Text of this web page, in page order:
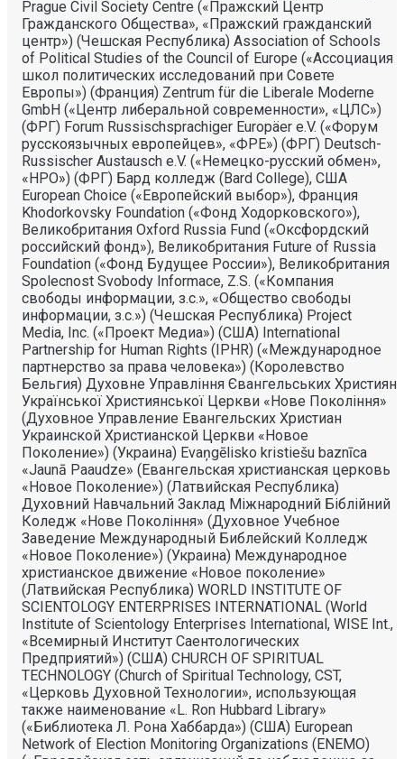
Prague Civil Society Centre («Пражский Центр
Гражданского Общества», «Пражский гражданский
центр») (Чешская Республика) Association of Schools
of Political Studies of the Council of Europe («Ассоциация
школ политических исследований при Совете
Европы») (Франция) Zentrum für die Liberale Moderne
GmbH («Центр либеральной современности», «ЦЛС»)
(ФРГ) Forum Russischsprachiger Europäer e.V. («Форум
русскоязычных европейцев», «ФРЕ») (ФРГ) Deutsch-
Russischer Austausch e.V. («Немецко-русский обмен»,
«НРО») (ФРГ) Бард колледж (Bard College), США
European Choice («Европейский выбор»), Франция
Khodorkovsky Foundation («Фонд Ходорковского»),
Великобритания Oxford Russia Fund («Оксфордский
российский фонд»), Великобритания Future of Russia
Foundation («Фонд Будущее России»), Великобритания
Spolecnost Svobody Informace, Z.S. («Компания
свободы информации, з.с.», «Общество свободы
информации, з.с.») (Чешская Республика) Project
Media, Inc. («Проект Медиа») (США) International
Partnership for Human Rights (IPHR) («Международное
партнерство за права человека») (Королевство
Бельгия) Духовне Управлiння Євангельських Християн
Української Християнської Церкви «Нове Поколiння»
(Духовное Управление Евангельских Христиан
Украинской Христианской Церкви «Новое
Поколение») (Украина) Evaņgēlisko kristiešu baznīca
«Jaunā Paaudze» (Евангельская христианская церковь
«Новое Поколение») (Латвийская Республика)
Духовний Навчальний Заклад Міжнародний Біблійний
Коледж «Нове Покоління» (Духовное Учебное
Заведение Международный Библейский Колледж
«Новое Поколение») (Украина) Международное
христианское движение «Новое поколение»
(Латвийская Республика) WORLD INSTITUTE OF
SCIENTOLOGY ENTERPRISES INTERNATIONAL (World
Institute of Scientology Enterprises International, WISE Int.,
«Всемирный Институт Саентологических
Предприятий») (США) CHURCH OF SPIRITUAL
TECHNOLOGY (Church of Spiritual Technology, CST,
«Церковь Духовной Технологии», использующая
также наименование «L. Ron Hubbard Library»
(«Библиотека Л. Рона Хаббарда») (США) European
Network of Election Monitoring Organizations (ENEMO)